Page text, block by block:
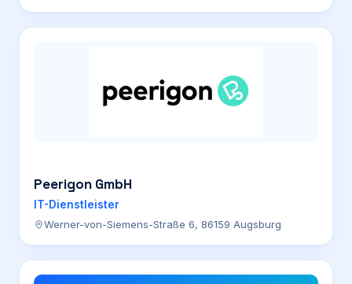
Peerigon GmbH
IT-Dienstleister
Werner-von-Siemens-Straße 6, 86159 Augsburg